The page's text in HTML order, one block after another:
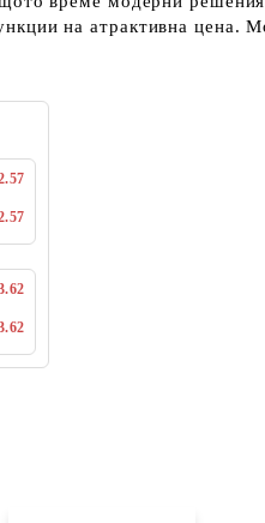
на атрактивна цена.